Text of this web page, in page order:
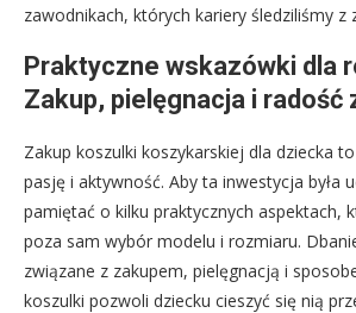
zawodnikach, których kariery śledziliśmy z
Praktyczne wskazówki dla
Zakup, pielęgnacja i radość
Zakup koszulki koszykarskiej dla dziecka
pasję i aktywność. Aby ta inwestycja była
pamiętać o kilku praktycznych aspektach,
poza sam wybór modelu i rozmiaru.
związane z zakupem, pielęgnacją i
koszulki pozwoli dziecku cieszyć się nią